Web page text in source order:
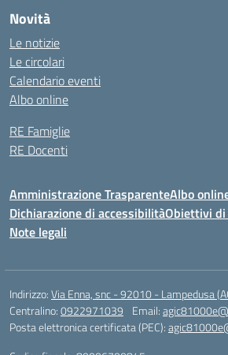
Novità
Le notizie
Le circolari
Calendario eventi
Albo online
RE Famiglie
RE Docenti
Amministrazione TrasparenteAlbo
Dichiarazione di accessibilitàObiettivi
Note legali
Indirizzo:Via Enna, snc - 92010 - Lampedusa
Centralino:0922971039 Email:
Posta elettronica certificata (PEC):